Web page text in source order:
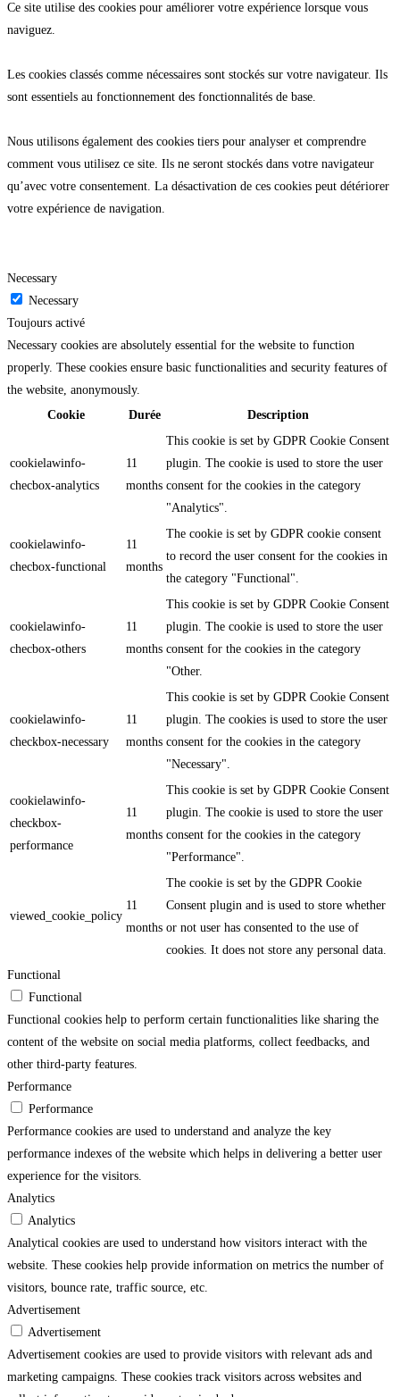
Ce site utilise des cookies pour améliorer votre expérience lorsque vous
naviguez.
Les cookies classés comme nécessaires sont stockés sur votre navigateur. Ils
sont essentiels au fonctionnement des fonctionnalités de base.
Nous utilisons également des cookies tiers pour analyser et comprendre
comment vous utilisez ce site. Ils ne seront stockés dans votre navigateur
qu’avec votre consentement. La désactivation de ces cookies peut détériorer
votre expérience de navigation.
Necessary
Necessary
Toujours activé
Necessary cookies are absolutely essential for the website to function
properly. These cookies ensure basic functionalities and security features of
the website, anonymously.
Cookie
Durée Description
cookielawinfo-
checbox-analytics
11
months
This cookie is set by GDPR Cookie Consent
plugin. The cookie is used to store the user
consent for the cookies in the category
"Analytics".
cookielawinfo-
checbox-functional
11
months
The cookie is set by GDPR cookie consent
to record the user consent for the cookies in
the category "Functional".
cookielawinfo-
checbox-others
11
months
This cookie is set by GDPR Cookie Consent
plugin. The cookie is used to store the user
consent for the cookies in the category
"Other.
cookielawinfo-
checkbox-necessary
11
months
This cookie is set by GDPR Cookie Consent
plugin. The cookies is used to store the user
consent for the cookies in the category
"Necessary".
cookielawinfo-
checkbox-
performance
11
months
This cookie is set by GDPR Cookie Consent
plugin. The cookie is used to store the user
consent for the cookies in the category
"Performance".
viewed_cookie_policy
11
months
The cookie is set by the GDPR Cookie
Consent plugin and is used to store whether
or not user has consented to the use of
cookies. It does not store any personal data.
Functional
Functional
Functional cookies help to perform certain functionalities like sharing the
content of the website on social media platforms, collect feedbacks, and
other third-party features.
Performance
Performance
Performance cookies are used to understand and analyze the key
performance indexes of the website which helps in delivering a better user
experience for the visitors.
Analytics
Analytics
Analytical cookies are used to understand how visitors interact with the
website. These cookies help provide information on metrics the number of
visitors, bounce rate, traffic source, etc.
Advertisement
Advertisement
Advertisement cookies are used to provide visitors with relevant ads and
marketing campaigns. These cookies track visitors across websites and